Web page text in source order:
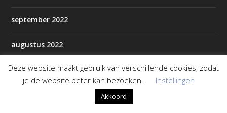
september 2022
augustus 2022
juli 2022
Deze website maakt gebruik van verschillende cookies, zodat
je de website beter kan bezoeken.
Instellingen
Akkoord